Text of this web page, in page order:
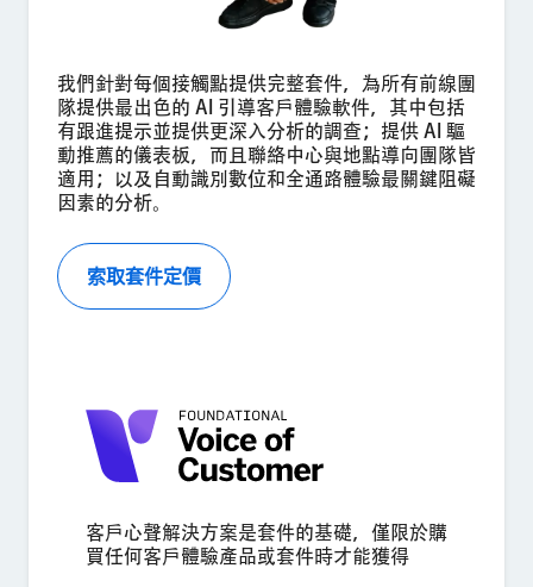
國家/地區*
Privacy
Optin
提供此類資訊，即代表您同意我們得依據我們的《隱私權聲明》處
理您的個人資料。
提交
我們針對每個接觸點提供完整套件，為所有前線團
隊提供最出色的 AI 引導客戶體驗軟件，其中包括
有跟進提示並提供更深入分析的調查；提供 AI 驅
動推薦的儀表板，而且聯絡中心與地點導向團隊皆
適用；以及自動識別數位和全通路體驗最關鍵阻礙
因素的分析。
索取套件定價
客戶心聲解決方案是套件的基礎，僅限於購
買任何客戶體驗產品或套件時才能獲得